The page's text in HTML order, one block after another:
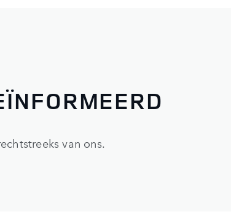
van ons.